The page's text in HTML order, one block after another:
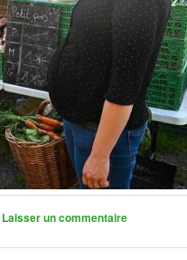
Laisser un commentaire